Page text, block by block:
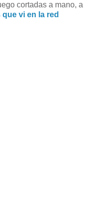
cortadas a mano, a
vi en la red